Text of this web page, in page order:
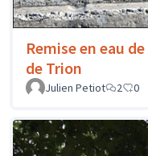
Remise en eau
de Trion
Julien Petiot
2 0